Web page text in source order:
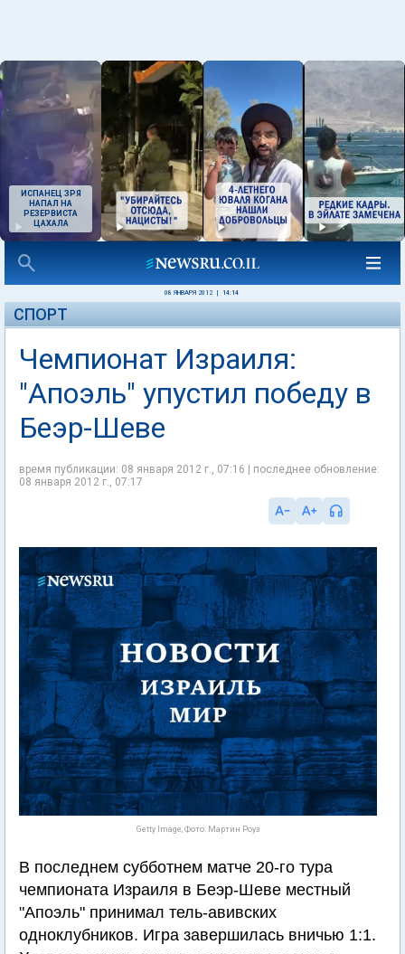
ИСПАНЕЦ ЗРЯ
НАПАЛ НА
РЕЗЕРВИСТА
ЦАХАЛА
08 ЯНВАРЯ 2012 14:14
СПОРТ
Чемпионат Израиля:
"Апоэль" упустил победу в
Беэр-Шеве
время публикации: 08 января 2012 г., 07:16 | последнее обновление:
08 января 2012 г., 07:17
Getty Image, Фото: Мартин Роуз
В последнем субботнем матче 20-го тура
чемпионата Израиля в Беэр-Шеве местный
"Апоэль" принимал тель-авивских
одноклубников. Игра завершилась вничью 1:1.